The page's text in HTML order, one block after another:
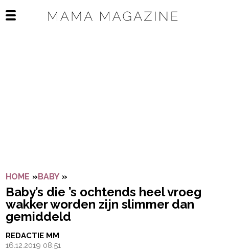
Open het mobiele menu
HOME »BABY »
Baby’s die ’s ochtends heel vroeg
wakker worden zijn slimmer dan
gemiddeld
REDACTIE MM
16.12.2019 08:51